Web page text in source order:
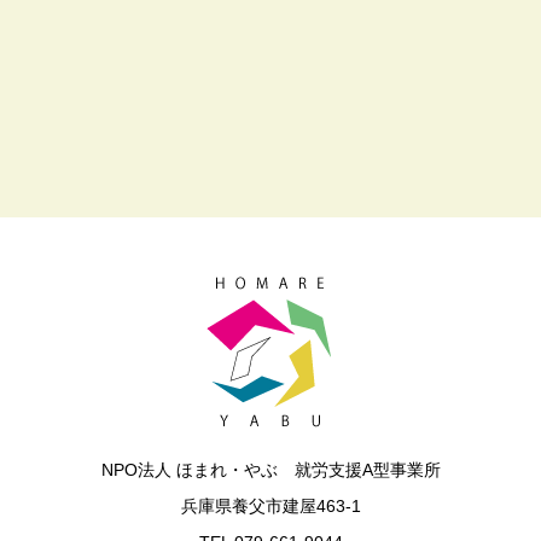
NPO法人 ほまれ・やぶ 就労支援A型事業所
兵庫県養父市建屋463‐1